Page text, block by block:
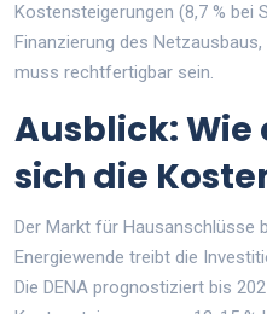
Kostensteigerungen (8,7 % bei
Finanzierung des
muss rechtfertigbar sein.
Ausblick:
sich die
Der Markt für Hausanschlüsse
Energiewende treibt die
Die DENA prognostiziert bis